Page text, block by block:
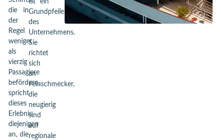
die in
der
Regel
weniger
als
vierzig
Passagiere
befördern,
spricht
dieses
Erlebnis
diejenigen
an, die
ist ein
Grundpfeiler
des
Unternehmens.
Sie
richtet
sich
an
Feinschmecker,
die
neugierig
sind
auf
regionale